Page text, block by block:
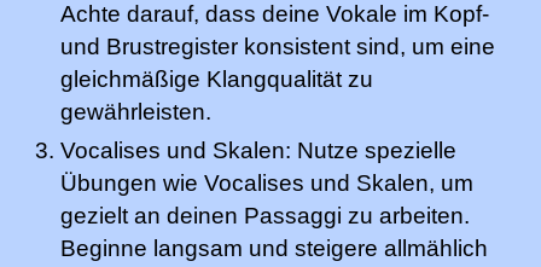
Achte darauf, dass deine Vokale im Kopf-
und Brustregister konsistent sind, um eine
gleichmäßige Klangqualität zu
gewährleisten.
Vocalises und Skalen: Nutze spezielle
Übungen wie Vocalises und Skalen, um
gezielt an deinen Passaggi zu arbeiten.
Beginne langsam und steigere allmählich